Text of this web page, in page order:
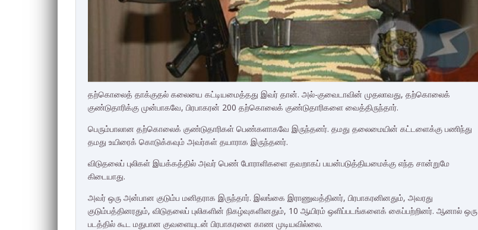
தற்கொலைத் தாக்குதல் கலையை கட்டியமைத்தது இவர் தான். அல்-குவைடாவின் முதலாவது, தற்கொலைக்
குண்டுதாரிக்கு முன்பாகவே, பிரபாகரன் 200 தற்கொலைக் குண்டுதாரிகளை வைத்திருந்தார்.
பெரும்பாலான தற்கொலைக் குண்டுதாரிகள் பெண்களாகவே இருந்தனர். தமது தலைமையின் கட்டளைக்கு பணிந்து
தமது உயிரைக் கொடுக்கவும் அவர்கள் தயாராக இருந்தனர்.
விடுதலைப் புலிகள் இயக்கத்தில் அவர் பெண் போராளிகளை தவறாகப் பயன்படுத்தியமைக்கு எந்த சான்றுமே
கிடையாது.
அவர் ஒரு அன்பான குடும்ப மனிதராக இருந்தார். இலங்கை இராணுவத்தினர், பிரபாகரனினதும், அவரது
குடும்பத்தினரதும், விடுதலைப் புலிகளின் நிகழ்வுகளினதும், 10 ஆயிரம் ஒளிப்படங்களைக் கைப்பற்றினர். ஆனால் ஒரு
படத்தில் கூட மதுபான குவளையுடன் பிரபாகரனை காண முடியவில்லை.